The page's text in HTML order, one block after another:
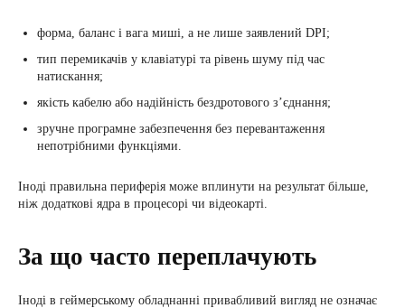
форма, баланс і вага миші, а не лише заявлений DPI;
тип перемикачів у клавіатурі та рівень шуму під час
натискання;
якість кабелю або надійність бездротового з’єднання;
зручне програмне забезпечення без перевантаження
непотрібними функціями.
Іноді правильна периферія може вплинути на результат більше,
ніж додаткові ядра в процесорі чи відеокарті.
За що часто переплачують
Іноді в геймерському обладнанні привабливий вигляд не означає